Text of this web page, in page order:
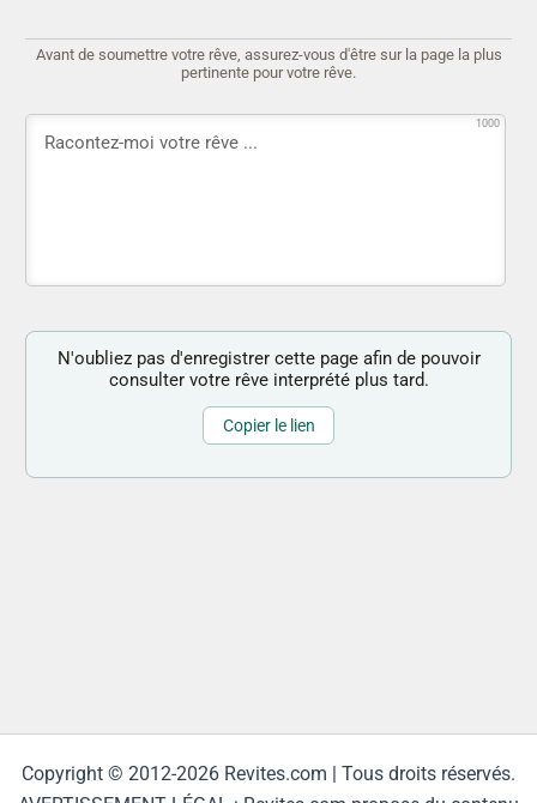
Avant de soumettre votre rêve, assurez-vous d'être sur la page la plus
pertinente pour votre rêve.
1000
N'oubliez pas d'enregistrer cette page afin de pouvoir
consulter votre rêve interprété plus tard.
Copier le lien
Copyright © 2012-2026 Revites.com | Tous droits réservés.